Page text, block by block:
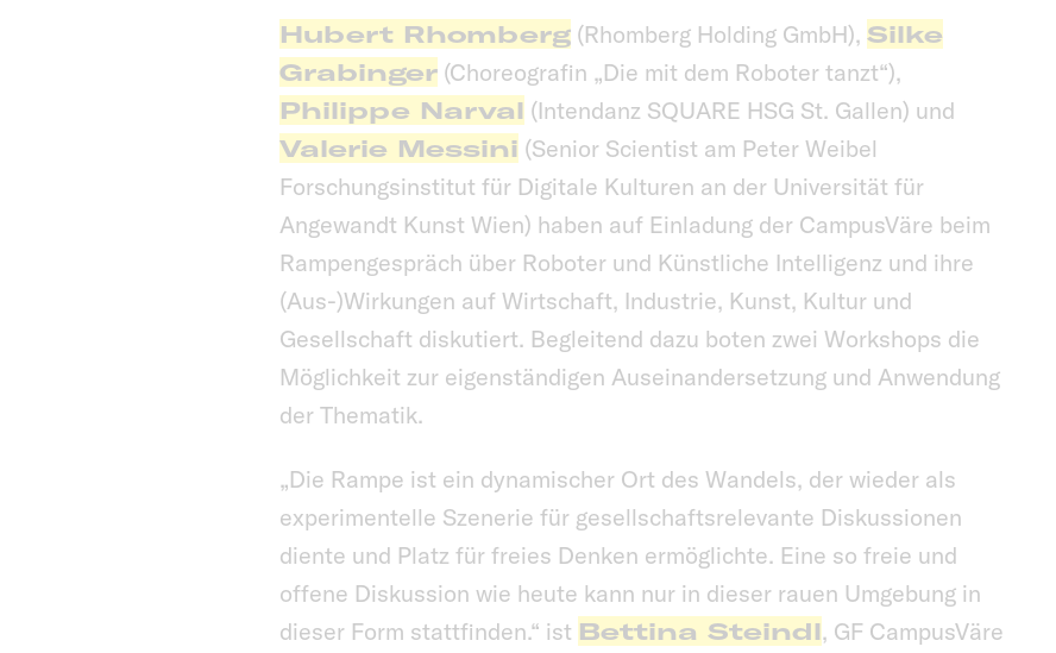
Hubert Rhomberg(Rhomberg Holding GmbH), Silke
Grabinger(Choreografin „Die mit dem Roboter tanzt“),
Philippe Narval (Intendanz SQUARE HSG St. Gallen) und
Valerie Messini (Senior Scientist am Peter Weibel
Forschungsinstitut für Digitale Kulturen an der Universität für
Angewandt Kunst Wien) haben auf Einladung der CampusVäre beim
Rampengespräch über Roboter und Künstliche Intelligenz und ihre
(Aus-)Wirkungen auf Wirtschaft, Industrie, Kunst, Kultur und
Gesellschaft diskutiert. Begleitend dazu boten zwei Workshops die
Möglichkeit zur eigenständigen Auseinandersetzung und Anwendung
der Thematik.
„Die Rampe ist ein dynamischer Ort des Wandels, der wieder als
experimentelle Szenerie für gesellschaftsrelevante Diskussionen
diente und Platz für freies Denken ermöglichte. Eine so freie und
offene Diskussion wie heute kann nur in dieser rauen Umgebung in
dieser Form stattfinden.“ ist Bettina Steindl, GF CampusVäre